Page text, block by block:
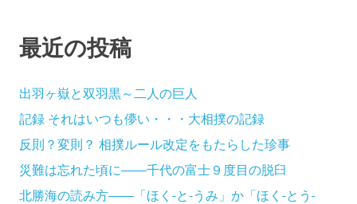
最近の投稿
出羽ヶ嶽と双羽黒～二人の巨人
記録 それはいつも儚い・・・大相撲の記録
反則？変則？ 相撲ルール改定をもたらした珍事
災難は忘れた頃に――千代の富士９度目の脱臼
北勝海の読み方――「ほく-と-うみ」か「ほく-とう-